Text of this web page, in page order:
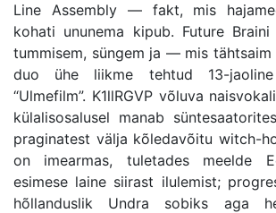
Line Assembly — fakt, mis
kohati ununema kipub. Future
tummisem, süngem ja — mis
duo ühe liikme tehtud 13-jaoline
“Ulmefilm”. K1llRGVP võluva
külalisosalusel manab
praginatest välja kõledavõitu witch-
on imearmas, tuletades meelde
esimese laine siirast ilulemist;
hõllanduslik Undra sobiks aga